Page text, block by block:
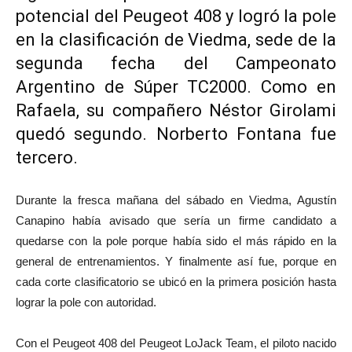
potencial del Peugeot 408 y logró la pole
en la clasificación de Viedma, sede de la
segunda fecha del Campeonato
Argentino de Súper TC2000. Como en
Rafaela, su compañero Néstor Girolami
quedó segundo. Norberto Fontana fue
tercero.
Durante la fresca mañana del sábado en Viedma, Agustín
Canapino había avisado que sería un firme candidato a
quedarse con la pole porque había sido el más rápido en la
general de entrenamientos. Y finalmente así fue, porque en
cada corte clasificatorio se ubicó en la primera posición hasta
lograr la pole con autoridad.
Con el Peugeot 408 del Peugeot LoJack Team, el piloto nacido